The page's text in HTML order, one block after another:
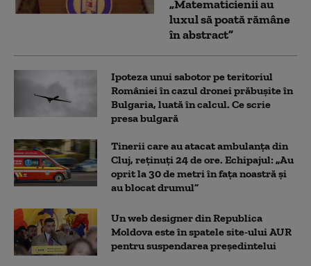
„Matematicienii au
luxul să poată rămâne
în abstract”
Ipoteza unui sabotor pe teritoriul
României în cazul dronei prăbușite în
Bulgaria, luată în calcul. Ce scrie
presa bulgară
Tinerii care au atacat ambulanța din
Cluj, reținuți 24 de ore. Echipajul: „Au
oprit la 30 de metri în fața noastră și
au blocat drumul”
Un web designer din Republica
Moldova este în spatele site-ului AUR
pentru suspendarea președintelui